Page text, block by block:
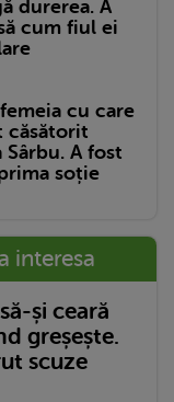
durerea. A
cum fiul ei
cu care
căsătorit
A fost
soție
interesa
și ceară
greșește.
scuze